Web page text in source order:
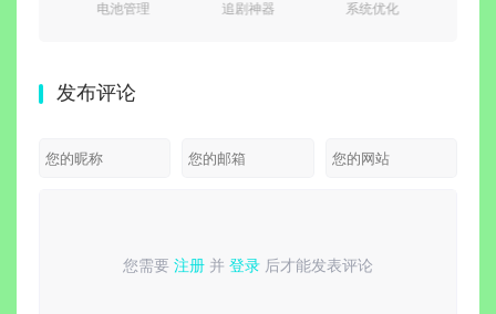
Guru（电池大
告付费汉化解
电池管理
剧免费看)
追剧神器
v3.30.11_G 解
系统优化
发布评论
您需要 注册 并 登录 后才能发表评论
请登录或 注册后再发表评论！